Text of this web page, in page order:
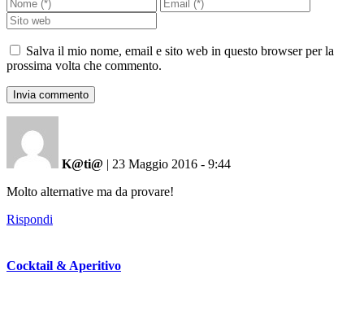
Salva il mio nome, email e sito web in questo browser per la
prossima volta che commento.
K@ti@ | 23 Maggio 2016 - 9:44
Molto alternative ma da provare!
Rispondi
Cocktail & Aperitivo